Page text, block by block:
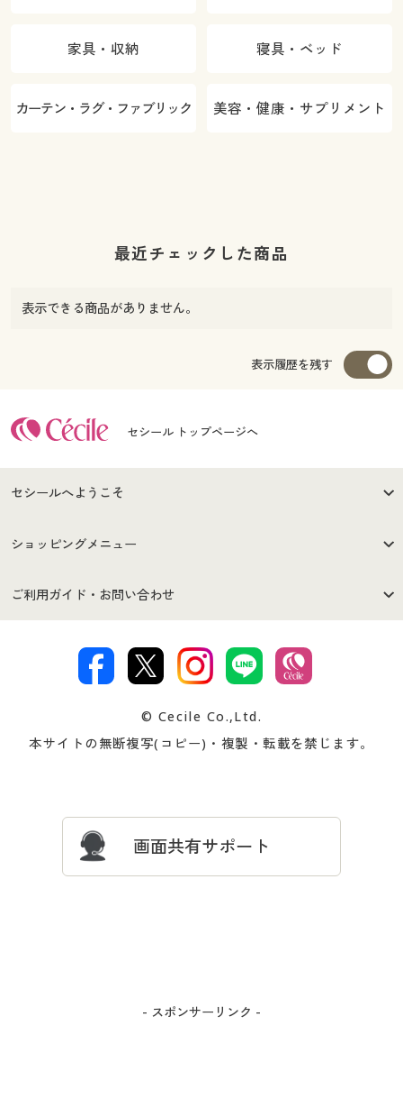
家具・収納 寝具・ベッド
カーテン・ラグ・ファブリック 美容・健康・サプリメント
最近チェックした商品
表示できる商品がありません。
表示履歴を残す
セシール トップページへ
セシールへようこそ
はじめての方へ
セシールご利用規約
著作権・商標について 会社案内
ショッピングメニュー
商品カテゴリ
プレゼント＆キャンペーン サイトマップ
ご利用ガイド・お問い合わせ
交換・返品は お支払は
ついて
忘れの場合
© Cecile Co.,Ltd.
本サイトの無断複写(コピー)・複製・転載を禁じます。
画面共有サポート
- スポンサーリンク -